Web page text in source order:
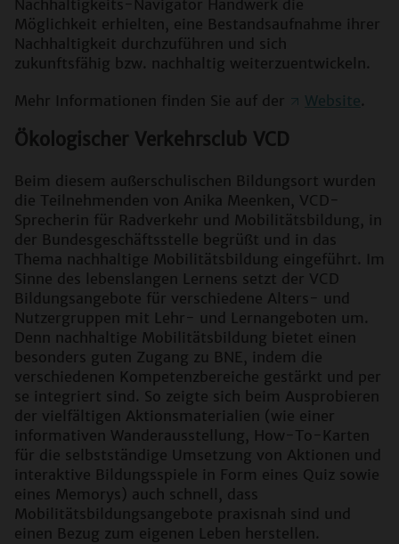
Nachhaltigkeits-Navigator Handwerk die
Möglichkeit erhielten, eine Bestandsaufnahme ihrer
Nachhaltigkeit durchzuführen und sich
zukunftsfähig bzw. nachhaltig weiterzuentwickeln.
Mehr Informationen finden Sie auf der Website.
Ökologischer Verkehrsclub VCD
Beim diesem außerschulischen Bildungsort wurden
die Teilnehmenden von Anika Meenken, VCD-
Sprecherin für Radverkehr und Mobilitätsbildung, in
der Bundesgeschäftsstelle begrüßt und in das
Thema nachhaltige Mobilitätsbildung eingeführt. Im
Sinne des lebenslangen Lernens setzt der VCD
Bildungsangebote für verschiedene Alters- und
Nutzergruppen mit Lehr- und Lernangeboten um.
Denn nachhaltige Mobilitätsbildung bietet einen
besonders guten Zugang zu BNE, indem die
verschiedenen Kompetenzbereiche gestärkt und per
se integriert sind. So zeigte sich beim Ausprobieren
der vielfältigen Aktionsmaterialien (wie einer
informativen Wanderausstellung, How-To-Karten
für die selbstständige Umsetzung von Aktionen und
interaktive Bildungsspiele in Form eines Quiz sowie
eines Memorys) auch schnell, dass
Mobilitätsbildungsangebote praxisnah sind und
einen Bezug zum eigenen Leben herstellen.